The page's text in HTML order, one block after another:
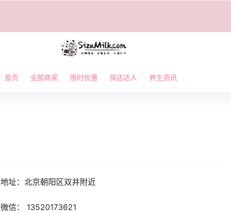
首页 全部商家 限时优惠 探店达人 养生资讯
地址：北京朝阳区双井附近
微信： 13520173621